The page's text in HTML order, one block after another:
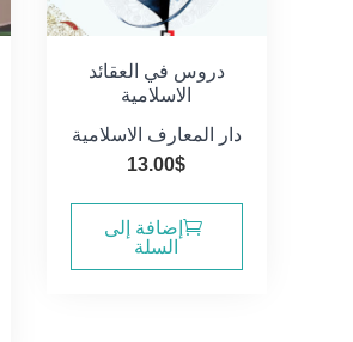
دروس في العقائد
الاسلامية
دار المعارف الاسلامية
13.00$
إضافة إلى
السلة